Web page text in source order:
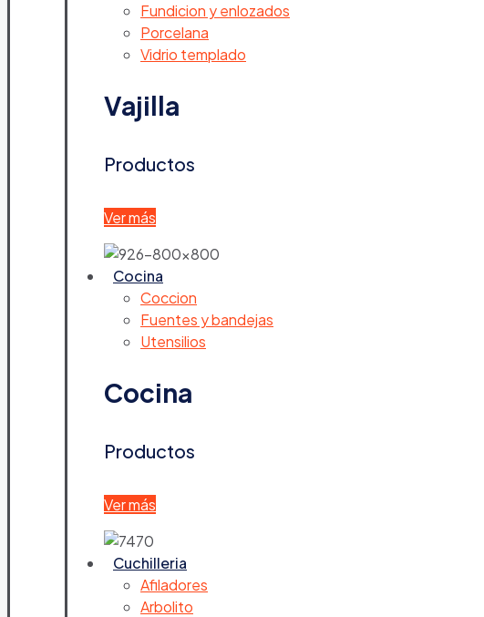
Fundicion y enlozados
Porcelana
Vidrio templado
Vajilla
Productos
Ver más
Cocina
Coccion
Fuentes y bandejas
Utensilios
Cocina
Productos
Ver más
Cuchilleria
Afiladores
Arbolito